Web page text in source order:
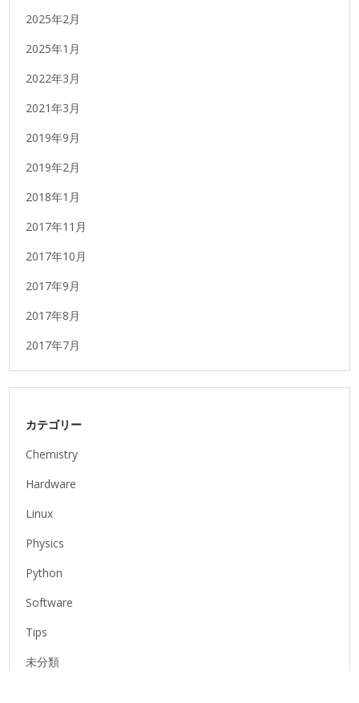
2025年2月
2025年1月
2022年3月
2021年3月
2019年9月
2019年2月
2018年1月
2017年11月
2017年10月
2017年9月
2017年8月
2017年7月
カテゴリー
Chemistry
Hardware
Linux
Physics
Python
Software
Tips
未分類